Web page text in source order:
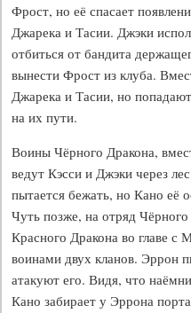
Фрост, но её спасает
Джарека и Тасии. Джэки
отбиться от бандита
вынести Фрост из клуба.
Джарека и Тасии, но
на их пути.
Воины Чёрного Дракона,
ведут Кэсси и Джэки через
пытается бежать, но Кано её
Чуть позже, на отряд
Красного Дракона во главе с
воинами двух кланов. Эррон
атакуют его. Видя, что
Кано забирает у Эррона